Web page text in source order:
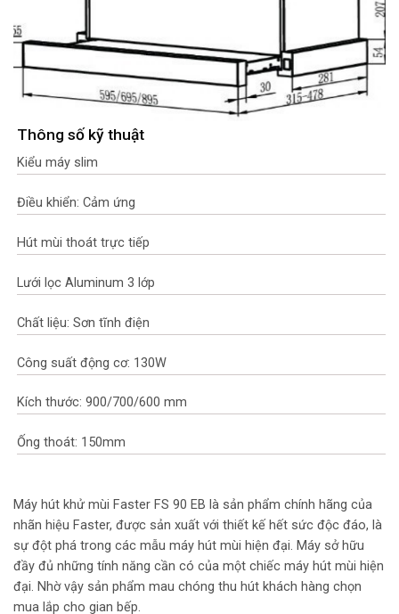
Thông số kỹ thuật
Kiểu máy slim
Điều khiển: Cảm ứng
Hút mùi thoát trực tiếp
Lưới lọc Aluminum 3 lớp
Chất liệu: Sơn tĩnh điện
Công suất động cơ: 130W
Kích thước: 900/700/600 mm
Ống thoát: 150mm
Máy hút khử mùi Faster FS 90 EB là sản phẩm chính hãng của
nhãn hiệu Faster, được sản xuất với thiết kế hết sức độc đáo, là
sự đột phá trong các mẫu máy hút mùi hiện đại. Máy sở hữu
đầy đủ những tính năng cần có của một chiếc máy hút mùi hiện
đại. Nhờ vậy sản phẩm mau chóng thu hút khách hàng chọn
mua lắp cho gian bếp.